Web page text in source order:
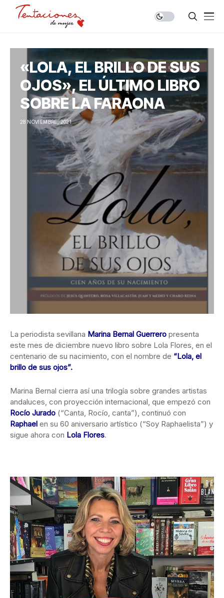
«LOLA, EL BRILLO DE SUS
OJOS», EL ÚLTIMO LIBRO
SOBRE LA FARAONA
28 NOVIEMBRE, 2021
La periodista sevillana Marina Bernal Guerrero presenta
este mes de diciembre nuevo libro sobre Lola Flores, en el
centenario de su nacimiento, con el nombre de “Lola, el
brillo de sus ojos”.
Marina Bernal cierra así una trilogía sobre grandes artistas
andaluces, con proyección internacional, que empezó con
Rocío Jurado (“Canta, Rocío, canta”), continuó con
Raphael en su 60 aniversario artístico (“Soy Raphaelista”) y
sigue ahora con Lola Flores.